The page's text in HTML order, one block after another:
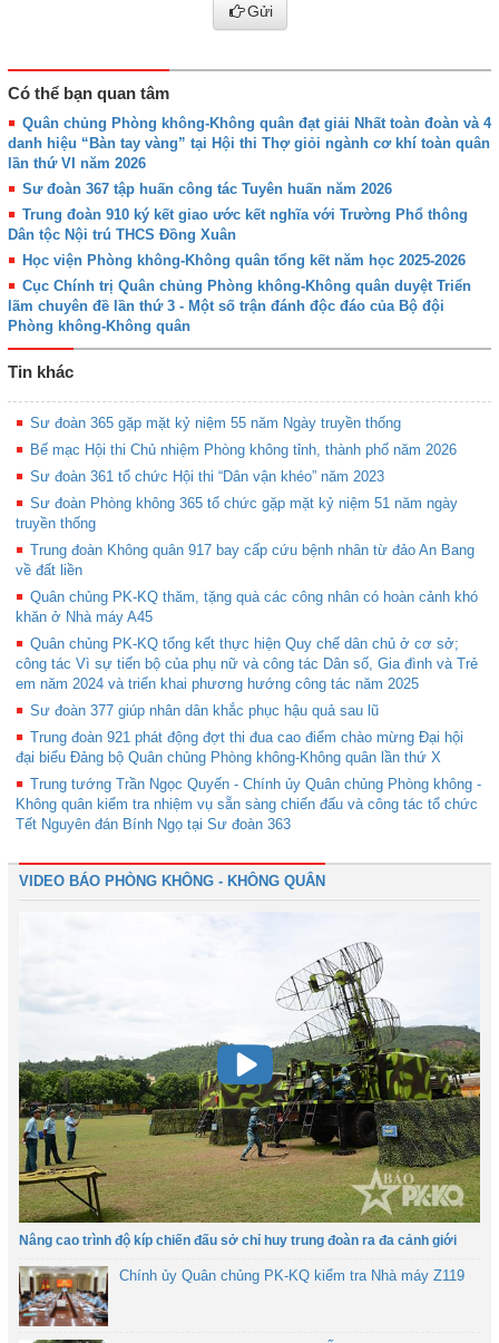
Gửi
Có thể bạn quan tâm
Quân chủng Phòng không-Không quân đạt giải Nhất toàn đoàn và 4
danh hiệu “Bàn tay vàng” tại Hội thi Thợ giỏi ngành cơ khí toàn quân
lần thứ VI năm 2026
Sư đoàn 367 tập huấn công tác Tuyên huấn năm 2026
Trung đoàn 910 ký kết giao ước kết nghĩa với Trường Phổ thông
Dân tộc Nội trú THCS Đồng Xuân
Học viện Phòng không-Không quân tổng kết năm học 2025-2026
Cục Chính trị Quân chủng Phòng không-Không quân duyệt Triển
lãm chuyên đề lần thứ 3 - Một số trận đánh độc đáo của Bộ đội
Phòng không-Không quân
Tin khác
Sư đoàn 365 gặp mặt kỷ niệm 55 năm Ngày truyền thống
Bế mạc Hội thi Chủ nhiệm Phòng không tỉnh, thành phố năm 2026
Sư đoàn 361 tổ chức Hội thi “Dân vận khéo” năm 2023
Sư đoàn Phòng không 365 tổ chức gặp mặt kỷ niệm 51 năm ngày
truyền thống
Trung đoàn Không quân 917 bay cấp cứu bệnh nhân từ đảo An Bang
về đất liền
Quân chủng PK-KQ thăm, tặng quà các công nhân có hoàn cảnh khó
khăn ở Nhà máy A45
Quân chủng PK-KQ tổng kết thực hiện Quy chế dân chủ ở cơ sở;
công tác Vì sự tiến bộ của phụ nữ và công tác Dân số, Gia đình và Trẻ
em năm 2024 và triển khai phương hướng công tác năm 2025
Sư đoàn 377 giúp nhân dân khắc phục hậu quả sau lũ
Trung đoàn 921 phát động đợt thi đua cao điểm chào mừng Đại hội
đại biểu Đảng bộ Quân chủng Phòng không-Không quân lần thứ X
Trung tướng Trần Ngọc Quyến - Chính ủy Quân chủng Phòng không -
Không quân kiểm tra nhiệm vụ sẵn sàng chiến đấu và công tác tổ chức
Tết Nguyên đán Bính Ngọ tại Sư đoàn 363
VIDEO BÁO PHÒNG KHÔNG - KHÔNG QUÂN
Nâng cao trình độ kíp chiến đấu sở chỉ huy trung đoàn ra đa cảnh giới
Chính ủy Quân chủng PK-KQ kiểm tra Nhà máy Z119